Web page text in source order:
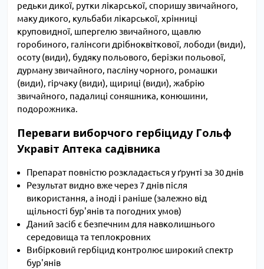
редьки дикої, рутки лікарської, споришу звичайного,
маку дикого, кульбаби лікарської, хрінниці
круповидної, шпергелю звичайного, щавлю
горобиного, галінсоги дрібноквіткової, лободи (види),
осоту (види), будяку польового, берізки польової,
дурману звичайного, пасліну чорного, ромашки
(види), гірчаку (види), щириці (види), жабрію
звичайного, падалиці соняшника, конюшини,
подорожника.
Переваги виборчого гербіциду Гольф
Укравіт Аптека садівника
Препарат повністю розкладається у ґрунті за 30 днів
Результат видно вже через 7 днів після
використання, а іноді і раніше (залежно від
щільності бур'янів та погодних умов)
Даний засіб є безпечним для навколишнього
середовища та теплокровних
Вибірковий гербіцид контролює широкий спектр
бур'янів